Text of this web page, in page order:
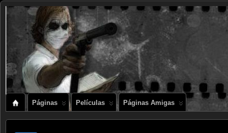
Páginas Películas Páginas Amigas